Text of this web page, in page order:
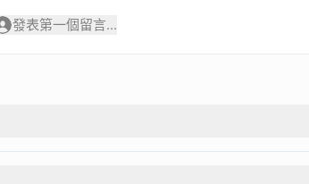
發表第一個留言...